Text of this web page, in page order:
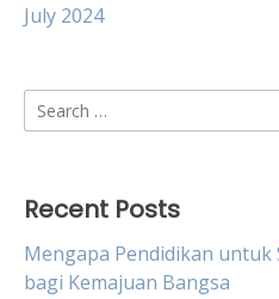
July 2024
Search
for:
Recent Posts
Mengapa Pendidikan untuk
bagi Kemajuan Bangsa